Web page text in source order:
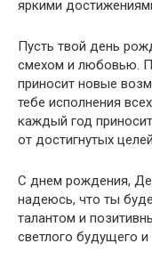
яркими
Пусть твой день
смехом и любовью.
приносит новые
тебе исполнения
каждый год
от достигнутых
С днем рождения,
надеюсь, что ты
талантом и
светлого будущего